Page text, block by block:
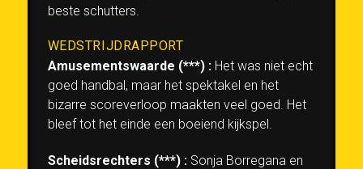
beste schutters.
WEDSTRIJDRAPPORT
Amusementswaarde (***) :Het was niet echt
goed handbal, maar het spektakel en het
bizarre scoreverloop maakten veel goed. Het
bleef tot het einde een boeiend kijkspel.
Scheidsrechters (***) :Sonja Borregana en